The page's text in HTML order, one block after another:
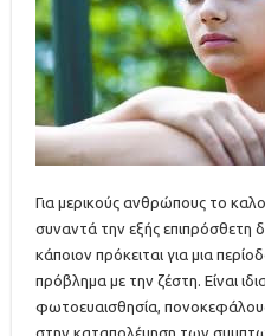
Για μερικούς ανθρώπους το
συναντά την εξής επιπρόσθετη
κάποιον πρόκειται για μια
πρόβλημα με την ζέστη. Είναι
φωτοευαισθησία,
στην καταπολέμηση των